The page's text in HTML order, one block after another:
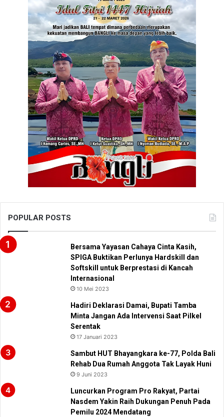
POPULAR POSTS
Bersama Yayasan Cahaya Cinta Kasih,
SPIGA Buktikan Perlunya Hardskill dan
Softskill untuk Berprestasi di Kancah
Internasional
10 Mei 2023
Hadiri Deklarasi Damai, Bupati Tamba
Minta Jangan Ada Intervensi Saat Pilkel
Serentak
17 Januari 2023
Sambut HUT Bhayangkara ke-77, Polda Bali
Rehab Dua Rumah Anggota Tak Layak Huni
9 Juni 2023
Luncurkan Program Pro Rakyat, Partai
Nasdem Yakin Raih Dukungan Penuh Pada
Pemilu 2024 Mendatang